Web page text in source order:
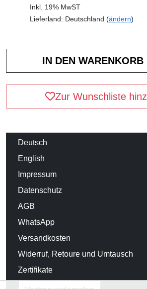
Inkl. 19% MwST
Lieferland: Deutschland (ändern)
Zur Wunschliste
Deutsch
English
Impressum
Datenschutz
AGB
WhatsApp
Versandkosten
Widerruf, Retoure und Umtausch
Zertifikate